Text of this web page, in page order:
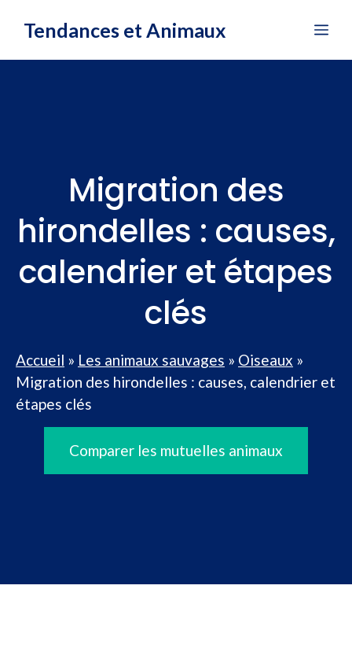
Tendances et Animaux
Migration des
hirondelles : causes,
calendrier et étapes
clés
Accueil » Les animaux sauvages » Oiseaux »
Migration des hirondelles : causes, calendrier et
étapes clés
Comparer les mutuelles animaux